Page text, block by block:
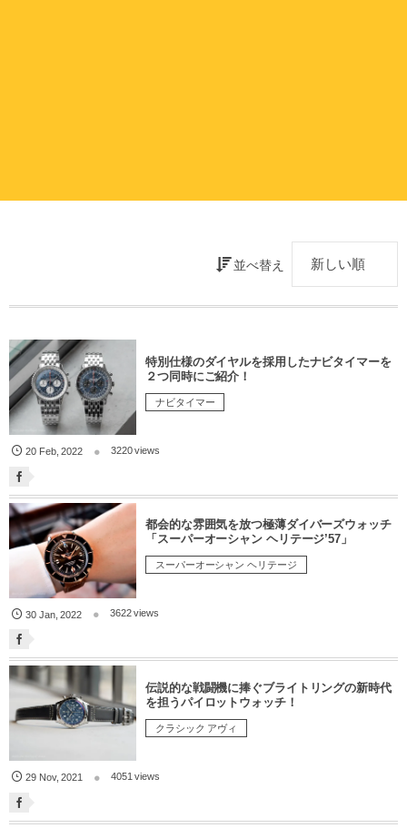
並べ替え
特別仕様のダイヤルを採用したナビタイマーを
２つ同時にご紹介！
ナビタイマー
20 Feb,2022 3220 views
都会的な雰囲気を放つ極薄ダイバーズウォッチ
「スーパーオーシャン ヘリテージ’57」
スーパーオーシャン ヘリテージ
30 Jan,2022 3622 views
伝説的な戦闘機に捧ぐブライトリングの新時代
を担うパイロットウォッチ！
クラシック アヴィ
29 Nov,2021 4051 views